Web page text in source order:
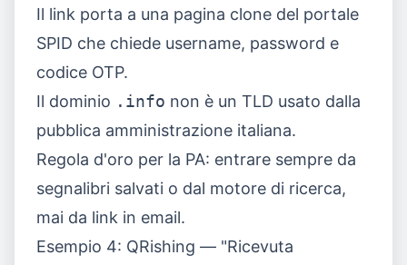
Il link porta a una pagina clone del portale
SPID che chiede username, password e
codice OTP.
Il dominio .info non è un TLD usato dalla
pubblica amministrazione italiana.
Regola d'oro per la PA: entrare sempre da
segnalibri salvati o dal motore di ricerca,
mai da link in email.
Esempio 4: QRishing — "Ricevuta